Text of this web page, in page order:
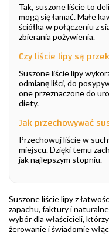
Tak, suszone liście to
mogą się łamać. Małe
ściółka w połączeniu z
zbierania pożywienia.
Czy liście lipy są
Suszone liście lipy
odmianę liści, do
one przeznaczone do
diety.
Jak przechowywać
Przechowuj liście w
miejscu. Dzięki temu
jak najlepszym stopniu.
Suszone liście lipy z
zapachu, faktury i
wybór dla właścicieli,
żerowanie i świadomie